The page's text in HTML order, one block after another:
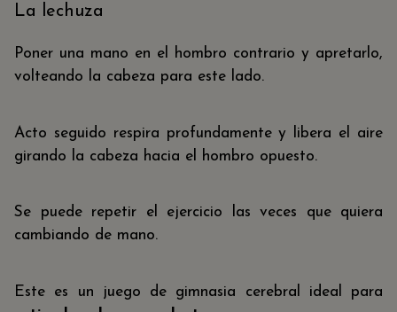
La lechuza
Poner una mano en el hombro contrario y apretarlo,
volteando la cabeza para este lado.
Acto seguido respira profundamente y libera el aire
girando la cabeza hacia el hombro opuesto.
Se puede repetir el ejercicio las veces que quiera
cambiando de mano.
Este es un juego de gimnasia cerebral ideal para